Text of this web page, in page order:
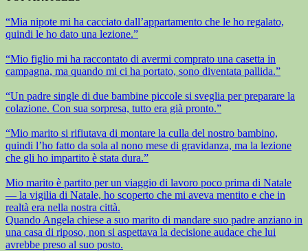
“Mia nipote mi ha cacciato dall’appartamento che le ho regalato,
quindi le ho dato una lezione.”
“Mio figlio mi ha raccontato di avermi comprato una casetta in
campagna, ma quando mi ci ha portato, sono diventata pallida.”
“Un padre single di due bambine piccole si sveglia per preparare la
colazione. Con sua sorpresa, tutto era già pronto.”
“Mio marito si rifiutava di montare la culla del nostro bambino,
quindi l’ho fatto da sola al nono mese di gravidanza, ma la lezione
che gli ho impartito è stata dura.”
Mio marito è partito per un viaggio di lavoro poco prima di Natale
— la vigilia di Natale, ho scoperto che mi aveva mentito e che in
realtà era nella nostra città.
Quando Angela chiese a suo marito di mandare suo padre anziano in
una casa di riposo, non si aspettava la decisione audace che lui
avrebbe preso al suo posto.